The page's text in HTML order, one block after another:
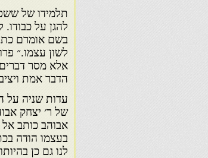
תלמידו של
להגן על
בשם אומרם
לשון עצמו.״
אלא מסר
הדבר אמת
עדות שניה על
אבוהב כותב
בעצמו הודה
לנו גם כן